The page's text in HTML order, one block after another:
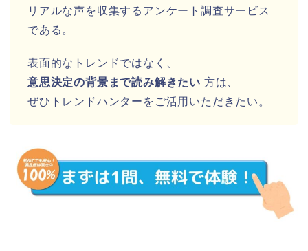
リアルな声を収集するアンケート調査サービス
である。
表面的なトレンドではなく、
意思決定の背景まで読み解きたい 方は、
ぜひトレンドハンターをご活用いただきたい。